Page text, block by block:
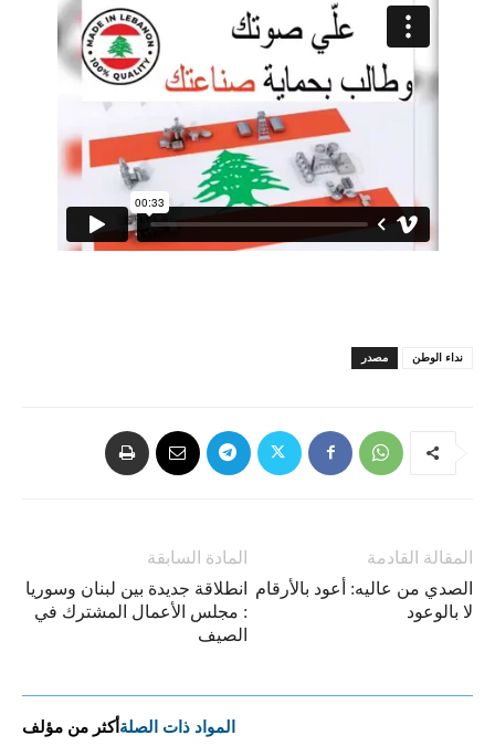
مصدر نداء الوطن
المادة السابقة
انطلاقة جديدة بين لبنان وسوريا
: مجلس الأعمال المشترك في
الصيف
المقالة القادمة
الصدي من عاليه: أعود بالأرقام
لا بالوعود
المواد ذات الصلة أكثر من مؤلف